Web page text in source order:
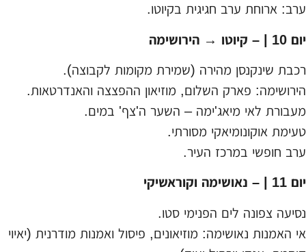
ערב: ארוחת ערב חגיגית בקיוטו.
יום 10 | – קיוטו → הירושימה
רכבת שינקנסן מהירה (שמירת מקומות לקבוצה).
הירושימה: פארק השלום, מוזיאון ההפצצה והאנדרטאות.
מעבורת לאי מיאג'ימה – השער ה'צף' במים.
טעימת אוקונומיאקי מסורתי.
ערב חופשי במרכז העיר.
יום 11 | – נאושימה וקוראשיקי
נסיעה צפונה לים הפנימי סטו.
אי האמנות נאושימה: מוזיאונים, פיסול ואמנות מודרנית (יאיוי